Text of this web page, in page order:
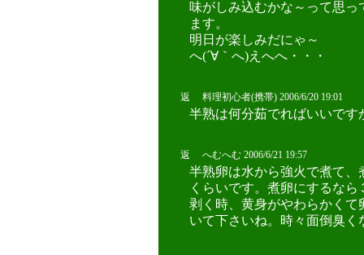
味がしみ込むかな～って思
ます。
明日が楽しみだにゃ～
へ(´∀｀へ)えへへ・・・
返 料理初心者(携帯) 2006/6/20 19:01
半熟は何分茹でればいいです
返 へむへむ 2006/6/21 19:57
半熟卵は水から強火で煮て
くらいです。煮卵にするな
剥く時、黄身がやわらかく
いて下さいね。時々面倒臭